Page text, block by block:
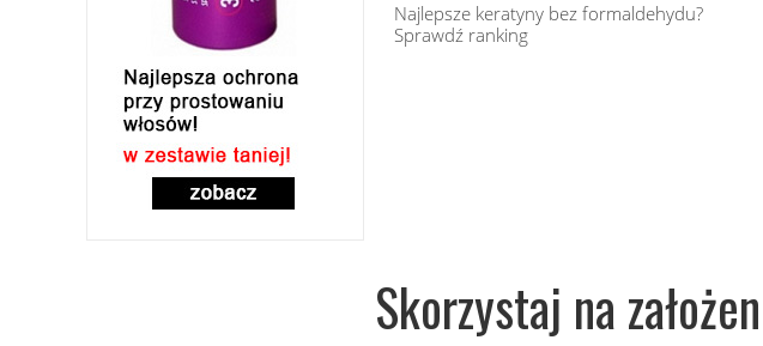
Najlepsze keratyny bez formaldehydu?
Sprawdź ranking
Skorzystaj na